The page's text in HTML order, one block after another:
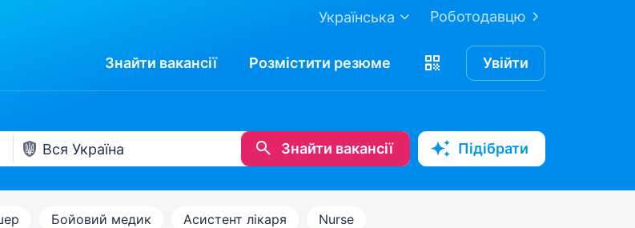
Роботодавцю
Українська
Знайти вакансії Розмістити резюме Увійти
Знайти вакансії Підібрати
Бойовий медик Асистент лікаря Nurse